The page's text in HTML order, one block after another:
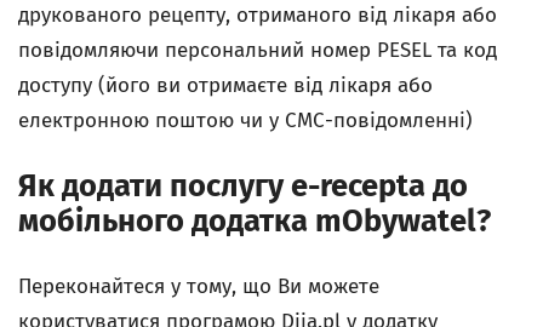
друкованого рецепту, отриманого від лікаря або
повідомляючи персональний номер PESEL та код
доступу (його ви отримаєте від лікаря або
електронною поштою чи у СМС-повідомленні)
Як додати послугу e-recepta до
мобільного додатка mObywatel?
Переконайтеся у тому, що Ви можете
користуватися програмою Diia.pl у додатку